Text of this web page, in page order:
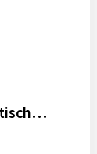
Kate 23" transparante automatische paraplu